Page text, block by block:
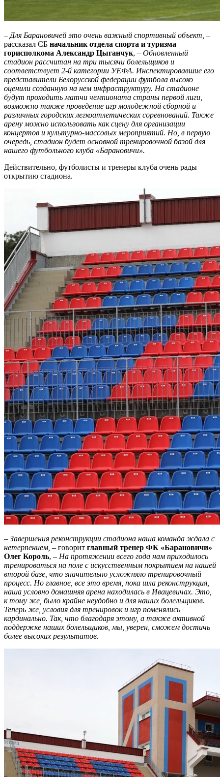
– Для Барановичей это очень важный спортивный объект, –
рассказал СБ начальник отдела спорта и туризма
горисполкома Александр Цыганчук, – Обновленный
стадион рассчитан на три тысячи болельщиков и
соответствует 2-й категории УЕФА. Инспектировавшие его
представители Белорусской федерации футбола высоко
оценили созданную на нем инфраструктуру. На стадионе
будут проходить матчи чемпионата страны первой лиги,
возможно также проведение игр молодежной сборной и
различных городских легкоатлетических соревнований. Также
арену можно использовать как сцену для организации
концертов и культурно-массовых мероприятий. Но, в первую
очередь, стадион будет основной тренировочной базой для
нашего футбольного клуба «Барановичи».
Действительно, футболисты и тренеры клуба очень рады
открытию стадиона.
– Завершения реконструкции стадиона наша команда ждала с
нетерпением, – говорит главный тренер ФК «Барановичи»
Олег Король, – На протяжении всего года нам приходилось
тренироваться на поле с искусственным покрытием на нашей
второй базе, что значительно усложняло тренировочный
процесс. Но главное, все это время, пока шла реконструкция,
наша условно домашняя арена находилась в Ивацевичах. Это,
к тому же, было крайне неудобно и для наших болельщиков.
Теперь же, условия для тренировок и игр поменялись
кардинально. Так, что благодаря этому, а также активной
поддержке наших болельщиков, мы, уверен, сможем достичь
более высоких результатов.